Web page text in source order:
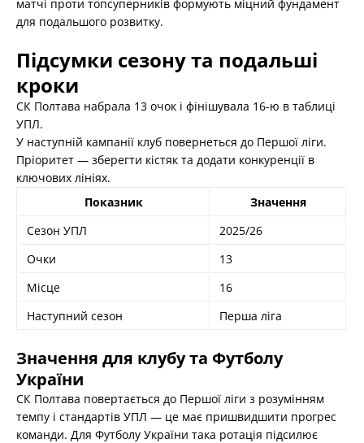
матчі проти топсуперників формують міцний фундамент
для подальшого розвитку.
Підсумки сезону та подальші
кроки
СК Полтава набрала 13 очок і фінішувала 16-ю в таблиці
УПЛ.
У наступній кампанії клуб повернеться до Першої ліги.
Пріоритет — зберегти кістяк та додати конкуренції в
ключових лініях.
Показник
Значення
Сезон УПЛ
2025/26
Очки
13
Місце
16
Наступний сезон
Перша ліга
Значення для клубу та Футболу
України
СК Полтава повертається до Першої ліги з розумінням
темпу і стандартів УПЛ — це має пришвидшити прогрес
команди. Для Футболу України така ротація підсилює